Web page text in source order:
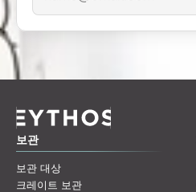
보관
보관 대상
크레이트 보관